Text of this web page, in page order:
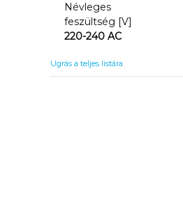
Névleges
feszültség [V]
220-240 AC
Ugrás a teljes listára